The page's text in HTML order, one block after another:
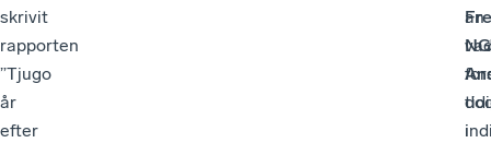
skrivit
rapporten
”Tjugo
år
efter
än
NG
i